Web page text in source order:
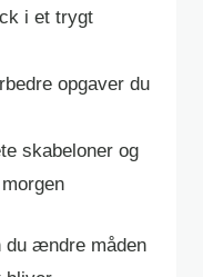
i et trygt
opgaver du
skabeloner og
du ændre måden